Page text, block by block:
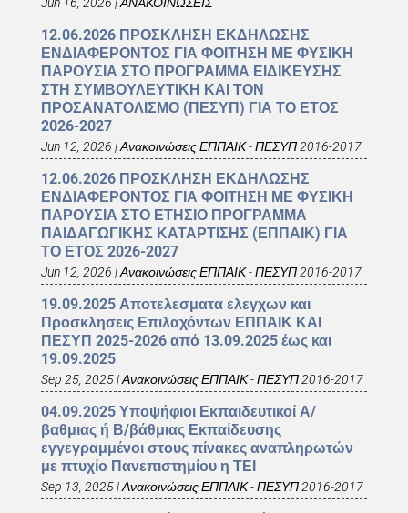
12.06.2026 ΠΡΟΣΚΛΗΣΗ ΕΚΔΗΛΩΣΗΣ
ΕΝΔΙΑΦΕΡΟΝΤΟΣ ΓΙΑ ΦΟΙΤΗΣΗ ΜΕ ΦΥΣΙΚΗ
ΠΑΡΟΥΣΙΑ ΣΤΟ ΠΡΟΓΡΑΜΜΑ ΕΙΔΙΚΕΥΣΗΣ
ΣΤΗ ΣΥΜΒΟΥΛΕΥΤΙΚΗ ΚΑΙ ΤΟΝ
ΠΡΟΣΑΝΑΤΟΛΙΣΜΟ (ΠΕΣΥΠ) ΓΙΑ ΤΟ ΕΤΟΣ
2026-2027
Jun 12, 2026 |Ανακοινώσεις ΕΠΠΑΙΚ - ΠΕΣΥΠ 2016-2017
12.06.2026 ΠΡΟΣΚΛΗΣΗ ΕΚΔΗΛΩΣΗΣ
ΕΝΔΙΑΦΕΡΟΝΤΟΣ ΓΙΑ ΦΟΙΤΗΣΗ ΜΕ ΦΥΣΙΚΗ
ΠΑΡΟΥΣΙΑ ΣΤΟ ΕΤΗΣΙΟ ΠΡΟΓΡΑΜΜΑ
ΠΑΙΔΑΓΩΓΙΚΗΣ ΚΑΤΑΡΤΙΣΗΣ (ΕΠΠΑΙΚ) ΓΙΑ
ΤΟ ΕΤΟΣ 2026-2027
Jun 12, 2026 |Ανακοινώσεις ΕΠΠΑΙΚ - ΠΕΣΥΠ 2016-2017
19.09.2025 Αποτελεσματα ελεγχων και
Προσκλησεις Επιλαχόντων ΕΠΠΑΙΚ ΚΑΙ
ΠΕΣΥΠ 2025-2026 από 13.09.2025 έως και
19.09.2025
Sep 25, 2025|Ανακοινώσεις ΕΠΠΑΙΚ - ΠΕΣΥΠ 2016-2017
04.09.2025 Υποψήφιοι Εκπαιδευτικοί Α/
βαθμιας ή Β/βάθμιας Εκπαίδευσης
εγγεγραμμένοι στους πίνακες αναπληρωτών
με πτυχίο Πανεπιστημίου η ΤΕΙ
Sep 13, 2025|Ανακοινώσεις ΕΠΠΑΙΚ - ΠΕΣΥΠ 2016-2017